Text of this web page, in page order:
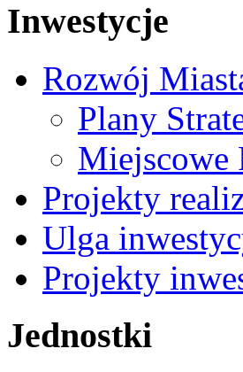
Inwestycje
Rozwój
Plany
Miejscowe
Projekty
Ulga
Projekty
Jednostki